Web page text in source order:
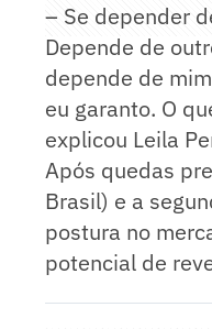
– Se depender
Depende de
depende de
eu garanto. O
explicou Leila
Após quedas
Brasil) e a
postura no
potencial de